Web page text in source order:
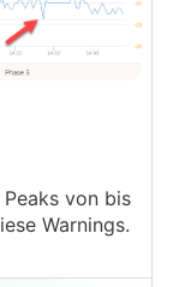
von bis
Warnings.